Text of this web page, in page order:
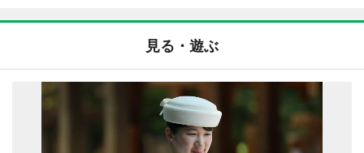
見る・遊ぶ